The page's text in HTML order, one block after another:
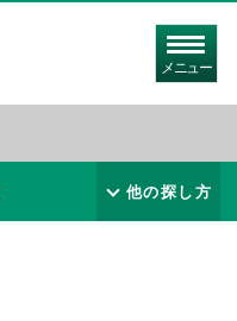
メニュー
他の探し方